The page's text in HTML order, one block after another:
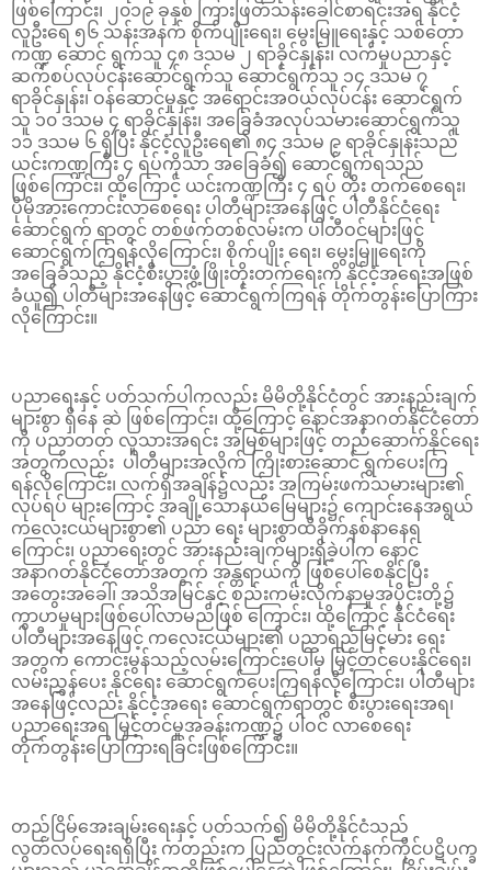
ဖြစ်ကြောင်း၊ ၂၀၁၉ ခုနှစ် ကြားဖြတ်သန်းခေါင်စာရင်းအရ နိုင်ငံ့
လူဦးရေ ၅၆ သန်းအနက် စိုက်ပျိုးရေး၊ မွေးမြူရေးနှင့် သစ်တော
ကဏ္ဍ ဆောင် ရွက်သူ ၄၈ ဒသမ ၂ ရာခိုင်နှုန်း၊ လက်မှုပညာနှင့်
ဆက်စပ်လုပ်ငန်းဆောင်ရွက်သူ ဆောင်ရွက်သူ ၁၄ ဒသမ ၇
ရာခိုင်နှုန်း၊ ဝန်ဆောင်မှုနှင့် အရောင်းအဝယ်လုပ်ငန်း ဆောင်ရွက်
သူ ၁၀ ဒသမ ၄ ရာခိုင်နှုန်း၊ အခြေခံအလုပ်သမားဆောင်ရွက်သူ
၁၁ ဒသမ ၆ ရှိပြီး နိုင်ငံ့လူဦးရေ၏ ၈၄ ဒသမ ၉ ရာခိုင်နှုန်းသည်
ယင်းကဏ္ဍကြီး ၄ ရပ်ကိုသာ အခြေခံ၍ ဆောင်ရွက်ရသည်
ဖြစ်ကြောင်း၊ ထို့ကြောင့် ယင်းကဏ္ဍကြီး ၄ ရပ် တိုး တက်စေရေး၊
ပိုမိုအားကောင်းလာစေရေး ပါတီများအနေဖြင့် ပါတီနိုင်ငံရေး
ဆောင်ရွက် ရာတွင် တစ်ဖက်တစ်လမ်းက ပါတီဝင်များဖြင့်
ဆောင်ရွက်ကြရန်လိုကြောင်း၊ စိုက်ပျိုး ရေး၊ မွေးမြူရေးကို
အခြေခံသည့် နိုင်ငံ့စီးပွားဖွံ့ဖြိုးတိုးတက်ရေးကို နိုင်ငံ့အရေးအဖြစ်
ခံယူ၍ ပါတီများအနေဖြင့် ဆောင်ရွက်ကြရန် တိုက်တွန်းပြောကြား
လိုကြောင်း။
ပညာရေးနှင့် ပတ်သက်ပါကလည်း မိမိတို့နိုင်ငံတွင် အားနည်းချက်
များစွာ ရှိနေ ဆဲ ဖြစ်ကြောင်း၊ ထို့ကြောင့် နောင်အနာဂတ်နိုင်ငံတော်
ကို ပညာတတ် လူသားအရင်း အမြစ်များဖြင့် တည်ဆောက်နိုင်ရေး
အတွက်လည်း ပါတီများအလိုက် ကြိုးစားဆောင် ရွက်ပေးကြ
ရန်လိုကြောင်း၊ လက်ရှိအချိန်၌လည်း အကြမ်းဖက်သမားများ၏
လုပ်ရပ် များကြောင့် အချို့သောနယ်မြေများ၌ ကျောင်းနေအရွယ်
ကလေးငယ်များစွာ၏ ပညာ ရေး များစွာထိခိုက်နစ်နာနေရ
ကြောင်း၊ ပညာရေးတွင် အားနည်းချက်များရှိခဲ့ပါက နောင်
အနာဂတ်နိုင်ငံတော်အတွက် အန္တရာယ်ကို ဖြစ်ပေါ်စေနိုင်ပြီး
အတွေးအခေါ်၊ အသိအမြင်နှင့် စည်းကမ်းလိုက်နာမှုအပိုင်းတို့၌
ကွာဟမှုများဖြစ်ပေါ်လာမည်ဖြစ် ကြောင်း၊ ထို့ကြောင့် နိုင်ငံရေး
ပါတီများအနေဖြင့် ကလေးငယ်များ၏ ပညာရည်မြင့်မား ရေး
အတွက် ကောင်းမွန်သည့်လမ်းကြောင်းပေါ်မှ မြှင့်တင်ပေးနိုင်ရေး၊
လမ်းညွှန်ပေး နိုင်ရေး ဆောင်ရွက်ပေးကြရန်လိုကြောင်း၊ ပါတီများ
အနေဖြင့်လည်း နိုင်ငံ့အရေး ဆောင်ရွက်ရာတွင် စီးပွားရေးအရ၊
ပညာရေးအရ မြှင့်တင်မှုအခန်းကဏ္ဍ၌ ပါဝင် လာစေရေး
တိုက်တွန်းပြောကြားရခြင်းဖြစ်ကြောင်း။
တည်ငြိမ်အေးချမ်းရေးနှင့် ပတ်သက်၍ မိမိတို့နိုင်ငံသည်
လွတ်လပ်ရေးရရှိပြီး ကတည်းက ပြည်တွင်းလက်နက်ကိုင်ပဋိပက္ခ